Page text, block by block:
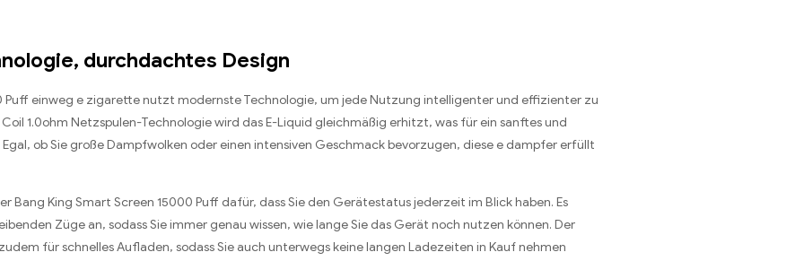
durchdachtes Design
Puff einweg e zigarette nutzt modernste Technologie, um jede Nutzung intelligenter und effizienter zu
1.0ohm Netzspulen-Technologie wird das E-Liquid gleichmäßig erhitzt, was für ein sanftes und
ob Sie große Dampfwolken oder einen intensiven Geschmack bevorzugen, diese e dampfer erfüllt
Bang King Smart Screen 15000 Puff dafür, dass Sie den Gerätestatus jederzeit im Blick haben. Es
Züge an, sodass Sie immer genau wissen, wie lange Sie das Gerät noch nutzen können. Der
für schnelles Aufladen, sodass Sie auch unterwegs keine langen Ladezeiten in Kauf nehmen